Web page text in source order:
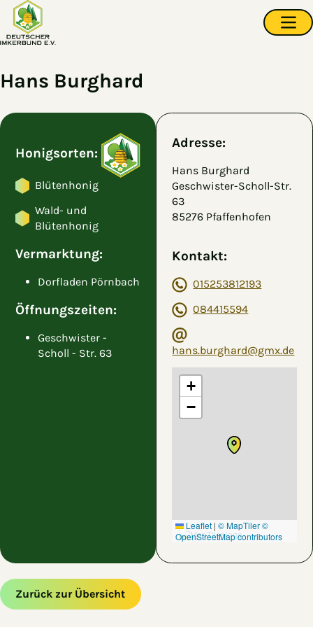
Zum Hauptinhalt springen
Hans Burghard
Honigsorten:
Blütenhonig
Wald- und
Blütenhonig
Vermarktung:
Dorfladen Pörnbach
Öffnungszeiten:
Geschwister -
Scholl - Str. 63
Adresse:
Hans Burghard
Geschwister-Scholl-Str.
63
85276 Pfaffenhofen
Kontakt:
015253812193
084415594
hans.burghard@gmx.de
+
−
Leaflet | © MapTiler©
OpenStreetMap contributors
Zurück zur Übersicht